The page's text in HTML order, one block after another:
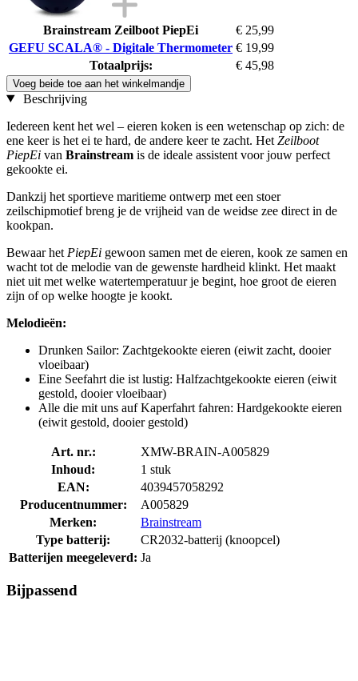
Brainstream Zeilboot PiepEi
€ 25,99
GEFU SCALA® - Digitale Thermometer € 19,99
Totaalprijs:
€ 45,98
Voeg beide toe aan het winkelmandje
Beschrijving
Iedereen kent het wel – eieren koken is een wetenschap op zich: de
ene keer is het ei te hard, de andere keer te zacht. Het Zeilboot
PiepEi van Brainstream is de ideale assistent voor jouw perfect
gekookte ei.
Dankzij het sportieve maritieme ontwerp met een stoer
zeilschipmotief breng je de vrijheid van de weidse zee direct in de
kookpan.
Bewaar het PiepEi gewoon samen met de eieren, kook ze samen en
wacht tot de melodie van de gewenste hardheid klinkt. Het maakt
niet uit met welke watertemperatuur je begint, hoe groot de eieren
zijn of op welke hoogte je kookt.
Melodieën:
Drunken Sailor: Zachtgekookte eieren (eiwit zacht, dooier
vloeibaar)
Eine Seefahrt die ist lustig: Halfzachtgekookte eieren (eiwit
gestold, dooier vloeibaar)
Alle die mit uns auf Kaperfahrt fahren: Hardgekookte eieren
(eiwit gestold, dooier gestold)
Art. nr.:
XMW-BRAIN-A005829
Inhoud:
1 stuk
EAN:
4039457058292
Producentnummer:
A005829
Merken:
Brainstream
Type batterij:
CR2032-batterij (knoopcel)
Batterijen meegeleverd: Ja
Bijpassend